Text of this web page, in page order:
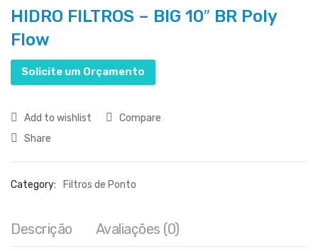
HIDRO FILTROS – BIG 10″ BR Poly
Flow
Solicite um Orçamento
Add to wishlist
Compare
Share
Category: Filtros de Ponto
Descrição Avaliações (0)